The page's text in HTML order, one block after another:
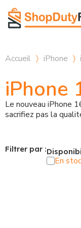
Accueil iPhone
iPhone
Le nouveau iPhone
sacrifiez pas la
Filtrer par :
En